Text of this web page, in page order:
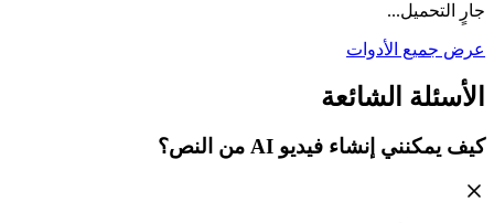
جارٍ التحميل...
عرض جميع الأدوات
الأسئلة الشائعة
كيف يمكنني إنشاء فيديو AI من النص؟